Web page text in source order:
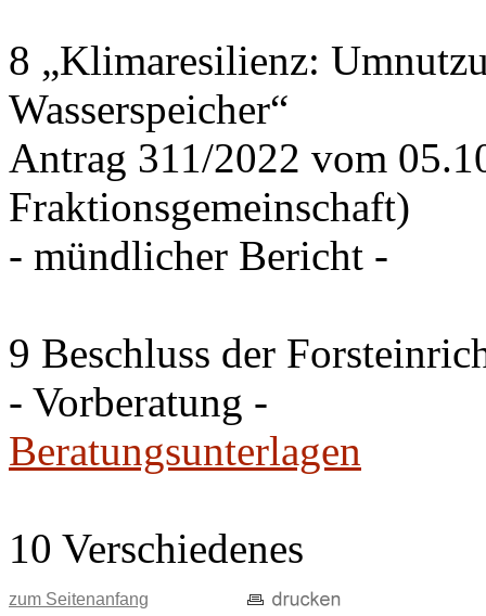
8 „Klimaresilienz:
Wasserspeicher“
Antrag 311/2022 vom
Fraktionsgemeinschaft)
- mündlicher Bericht -
9 Beschluss der
- Vorberatung -
Beratungsunterlagen
10 Verschiedenes
zum Seitenanfang